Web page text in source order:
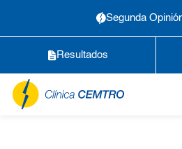
Segunda
Resultados